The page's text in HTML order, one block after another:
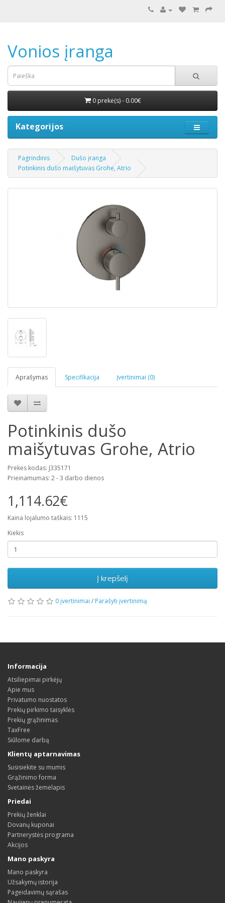
Vonios įranga
0 prekė(s) - 0.00€
Kategorijos
Pagrindinis
Dušo įranga
Potinkinis dušo maišytuvas Grohe, Atrio
Aprašymas Specifikacija Įvertinimai (0)
Potinkinis dušo
maišytuvas Grohe, Atrio
Prekės kodas: J335171
Prieinamumas: 2 - 3 darbo dienos
1,114.62€
Kaina lojalumo taškais: 1115
Kiekis
Į krepšelį
0 įvertinimai / Parašyti įvertinimą
Informacija
Atsiliepimai pirkėjų
Apie mus
Privatumo nuostatos
Prekių pirkimo taisyklės
Prekių grąžinimas
TaxFree
Siūlome darbą
Klientų aptarnavimas
Susisiekite su mumis
Grąžinimo forma
Svetainės žemėlapis
Priedai
Prekių ženklai
Dovanų kuponai
Partnerystės programa
Akcijos
Mano paskyra
Mano paskyra
Užsakymų istorija
Pageidavimų sąrašas